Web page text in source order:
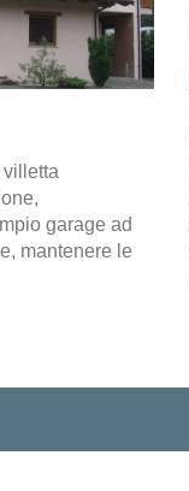
garage ad
mantenere le